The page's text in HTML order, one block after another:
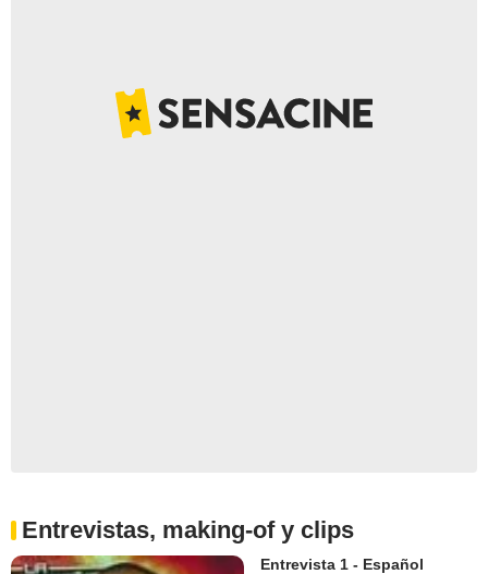
Entrevistas, making-of y clips
Entrevista 1 - Español